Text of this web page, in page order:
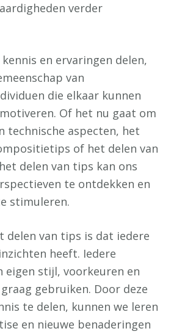
verder
en ervaringen delen,
van
die elkaar kunnen
Of het nu gaat om
technische aspecten, het
of het delen van
delen van tips kan ons
te ontdekken en
stimuleren.
delen van tips is dat iedere
heeft. Iedere
eigen stijl, voorkeuren en
gebruiken. Door deze
te delen, kunnen we leren
en nieuwe benaderingen